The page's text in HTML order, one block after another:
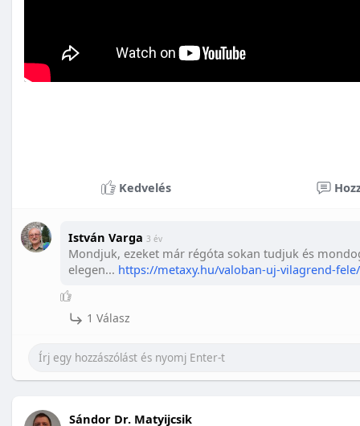
Kedvelés
István Varga 3 év
Mondjuk, ezeket már régóta sokan tudjuk és
elegen... https://metaxy.hu/valoban-uj-vilagrend-fele/
1 Válasz
Sándor Dr. Matyijcsik